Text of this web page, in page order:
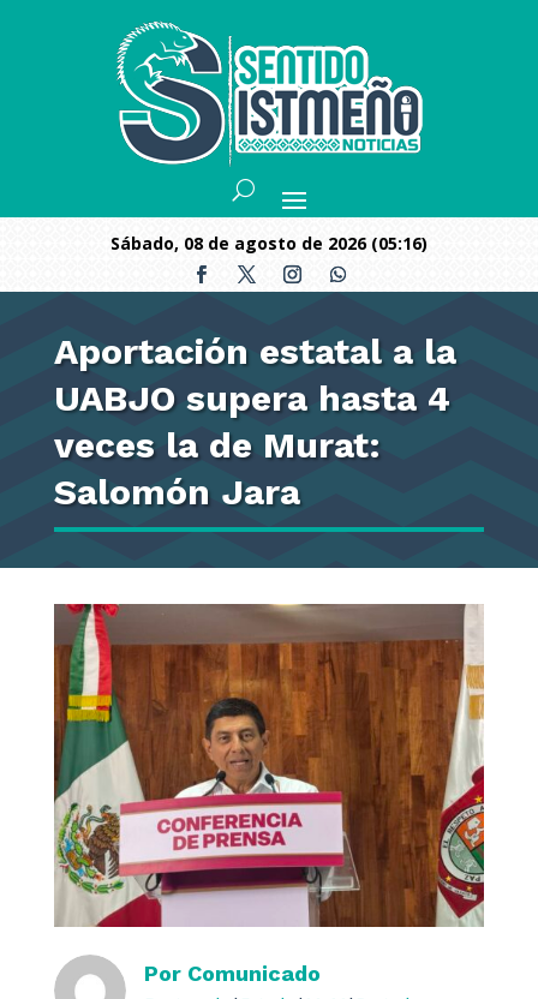
sábado, 08 de agosto de 2026 (05:16)
Aportación estatal a la
UABJO supera hasta 4
veces la de Murat:
Salomón Jara
Por Comunicado